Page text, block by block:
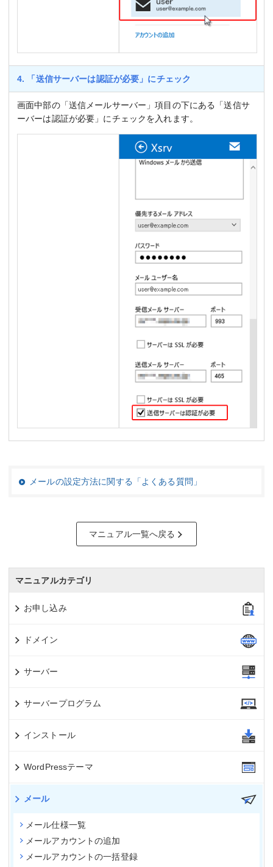
4. 「送信サーバーは認証が必要」にチェック
画面中部の「送信メールサーバー」項目の下にある「送信サ
ーバーは認証が必要」にチェックを入れます。
メールの設定方法に関する「よくある質問」
マニュアル一覧へ戻る
マニュアルカテゴリ
お申し込み
ドメイン
サーバー
サーバープログラム
インストール
WordPressテーマ
メール
メール仕様一覧
メールアカウントの追加
メールアカウントの一括登録